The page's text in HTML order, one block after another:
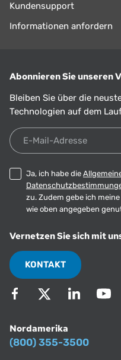
Kundensupport
Informationen anfordern
Abonnieren Sie unseren
Bleiben Sie über die
Technologien auf dem
E-Mail-Adresse
Ja, ich habe die
zu. Zudem gebe ich
wie oben angegeben
Vernetzen Sie sich mit
KONTAKT
Nordamerika
(800) 355-3500